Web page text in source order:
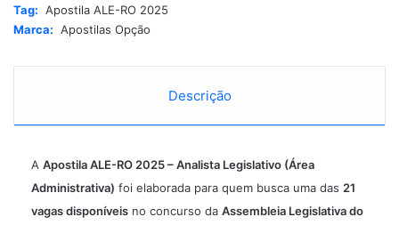
t
Tag: Apostila ALE-RO 2025
Marca: Apostilas Opção
Descrição
A Apostila ALE-RO 2025 – Analista Legislativo (Área
Administrativa) foi elaborada para quem busca uma das 21
vagas disponíveis no concurso da Assembleia Legislativa do